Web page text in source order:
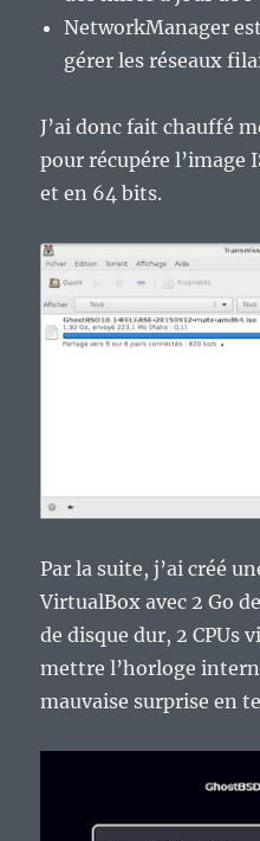
NetworkManager
gérer les réseaux
J’ai donc fait chauffé
pour récupére l’image
et en 64 bits.
Par la suite, j’ai créé
VirtualBox avec 2 Go
de disque dur, 2 CPUs
mettre l’horloge
mauvaise surprise en